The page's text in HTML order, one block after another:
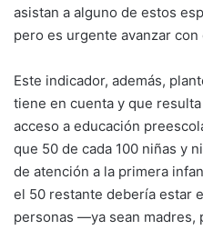
asistan a alguno de estos
pero es urgente avanzar con
Este indicador, además,
tiene en cuenta y que
acceso a educación
que 50 de cada 100 niñas y
de atención a la primera
el 50 restante debería estar
personas —ya sean